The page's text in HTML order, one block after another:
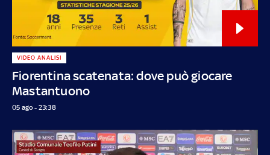
Fiorentina scatenata: dove può giocare
Mastantuono
VIDEO ANALISI
05 ago - 23:38